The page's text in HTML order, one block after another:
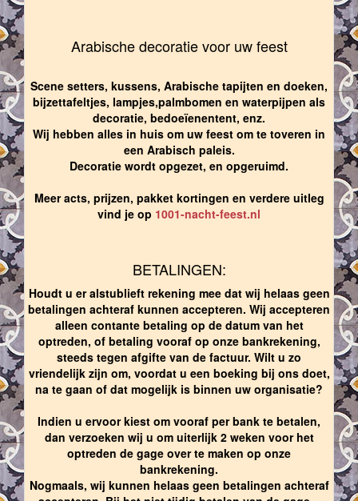
Arabische decoratie voor uw feest
Scene setters, kussens, Arabische tapijten en doeken,
bijzettafeltjes, lampjes,palmbomen en waterpijpen als
decoratie, bedoeïenentent, enz.
Wij hebben alles in huis om uw feest om te toveren in
een Arabisch paleis.
Decoratie wordt opgezet, en opgeruimd.
Meer acts, prijzen, pakket kortingen en verdere uitleg
vind je op 1001-nacht-feest.nl
BETALINGEN:
Houdt u er alstublieft rekening mee dat wij helaas geen
betalingen achteraf kunnen accepteren. Wij accepteren
alleen contante betaling op de datum van het
optreden, of betaling vooraf op onze bankrekening,
steeds tegen afgifte van de factuur. Wilt u zo
vriendelijk zijn om, voordat u een boeking bij ons doet,
na te gaan of dat mogelijk is binnen uw organisatie?
Indien u ervoor kiest om vooraf per bank te betalen,
dan verzoeken wij u om uiterlijk 2 weken voor het
optreden de gage over te maken op onze
bankrekening.
Nogmaals, wij kunnen helaas geen betalingen achteraf